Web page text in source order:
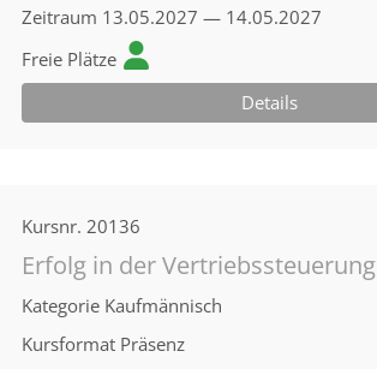
Zeitraum 13.05.2027 — 14.05.2027
Freie Plätze
Details
Kursnr. 20136
Erfolg in der Vertriebssteuerung
Kategorie Kaufmännisch
Kursformat Präsenz